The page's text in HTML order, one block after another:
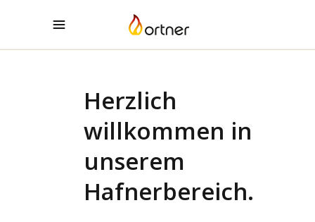
Herzlich
willkommen in
unserem
Hafnerbereich.